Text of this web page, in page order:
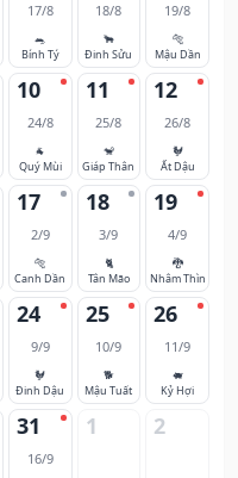
17/8
🐀
Bính Tý
18/8
🐂
Đinh Sửu
19/8
🐅
Mậu Dần
10
24/8
🐐
Quý Mùi
11
25/8
🐒
Giáp Thân
12
26/8
🐓
Ất Dậu
17
2/9
🐅
Canh Dần
18
3/9
🐈
Tân Mão
19
4/9
🐉
Nhâm Thìn
24
9/9
🐓
Đinh Dậu
25
10/9
🐕
Mậu Tuất
26
11/9
🐖
Kỷ Hợi
31
16/9
1 2